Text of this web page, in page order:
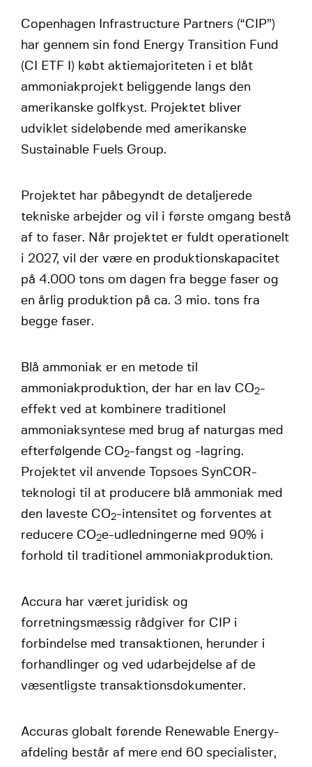
Copenhagen Infrastructure Partners (“CIP”)
har gennem sin fond Energy Transition Fund
(CI ETF I) købt aktiemajoriteten i et blåt
ammoniakprojekt beliggende langs den
amerikanske golfkyst. Projektet bliver
udviklet sideløbende med amerikanske
Sustainable Fuels Group.
Projektet har påbegyndt de detaljerede
tekniske arbejder og vil i første omgang bestå
af to faser. Når projektet er fuldt operationelt
i 2027, vil der være en produktionskapacitet
på 4.000 tons om dagen fra begge faser og
en årlig produktion på ca. 3 mio. tons fra
begge faser.
Blå ammoniak er en metode til
ammoniakproduktion, der har en lav CO2-
effekt ved at kombinere traditionel
ammoniaksyntese med brug af naturgas med
efterfølgende CO2-fangst og -lagring.
Projektet vil anvende Topsoes SynCOR-
teknologi til at producere blå ammoniak med
den laveste CO2-intensitet og forventes at
reducere CO2e-udledningerne med 90% i
forhold til traditionel ammoniakproduktion.
Accura har været juridisk og
forretningsmæssig rådgiver for CIP i
forbindelse med transaktionen, herunder i
forhandlinger og ved udarbejdelse af de
væsentligste transaktionsdokumenter.
Accuras globalt førende Renewable Energy-
afdeling består af mere end 60 specialister,